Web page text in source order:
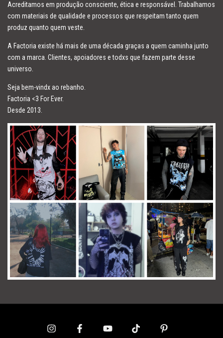
Acreditamos em produção consciente, ética e responsável. Trabalhamos
com materiais de qualidade e processos que respeitam tanto quem
produz quanto quem veste.
A Factoria existe há mais de uma década graças a quem caminha junto
com a marca. Clientes, apoiadores e todxs que fazem parte desse
universo.
Seja bem-vindx ao rebanho.
Factoria <3 For Ever.
Desde 2013.